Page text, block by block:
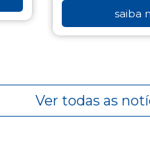
saiba
Ver todas as